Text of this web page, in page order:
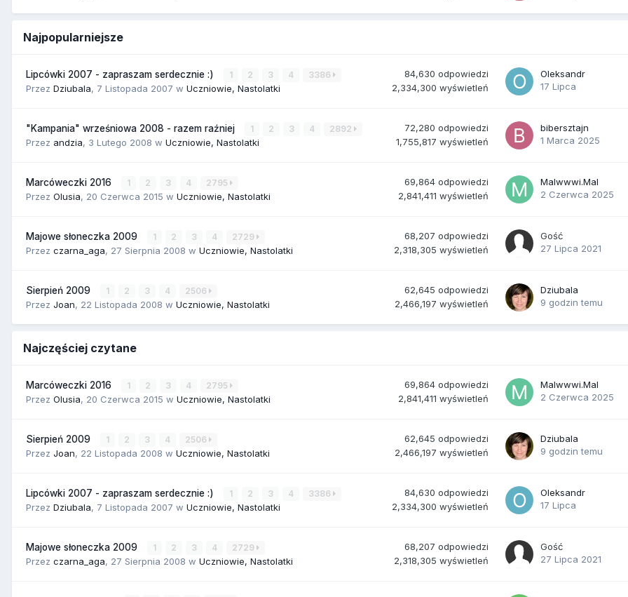
Najpopularniejsze
Lipcówki 2007 - zapraszam serdecznie :) 1 2 3 4 3386
Przez Dziubala, 7 Listopada 2007 w Uczniowie, Nastolatki
84,630 odpowiedzi
2,334,300 wyświetleń
Oleksandr
17 Lipca
"Kampania" wrześniowa 2008 - razem raźniej 1 2 3 4 2892
Przez andzia, 3 Lutego 2008 w Uczniowie, Nastolatki
72,280 odpowiedzi
1,755,817 wyświetleń
bibersztajn
1 Marca 2025
Marcóweczki 2016 1 2 3 4 2795
Przez Olusia, 20 Czerwca 2015 w Uczniowie, Nastolatki
69,864 odpowiedzi
2,841,411 wyświetleń
Malwwwi.Mal
2 Czerwca 2025
Majowe słoneczka 2009 1 2 3 4 2729
Przez czarna_aga, 27 Sierpnia 2008 w Uczniowie, Nastolatki
68,207 odpowiedzi
2,318,305 wyświetleń
Gość
27 Lipca 2021
Sierpień 2009 1 2 3 4 2506
Przez Joan, 22 Listopada 2008 w Uczniowie, Nastolatki
62,645 odpowiedzi
2,466,197 wyświetleń
Dziubala
9 godzin temu
Najczęściej czytane
Marcóweczki 2016 1 2 3 4 2795
Przez Olusia, 20 Czerwca 2015 w Uczniowie, Nastolatki
69,864 odpowiedzi
2,841,411 wyświetleń
Malwwwi.Mal
2 Czerwca 2025
Sierpień 2009 1 2 3 4 2506
Przez Joan, 22 Listopada 2008 w Uczniowie, Nastolatki
62,645 odpowiedzi
2,466,197 wyświetleń
Dziubala
9 godzin temu
Lipcówki 2007 - zapraszam serdecznie :) 1 2 3 4 3386
Przez Dziubala, 7 Listopada 2007 w Uczniowie, Nastolatki
84,630 odpowiedzi
2,334,300 wyświetleń
Oleksandr
17 Lipca
Majowe słoneczka 2009 1 2 3 4 2729
Przez czarna_aga, 27 Sierpnia 2008 w Uczniowie, Nastolatki
68,207 odpowiedzi
2,318,305 wyświetleń
Gość
27 Lipca 2021